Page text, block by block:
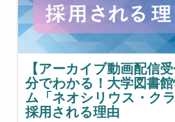
【アーカイブ動画配信
分でわかる！大学図書
ム「ネオシリウス・ク
採用される理由